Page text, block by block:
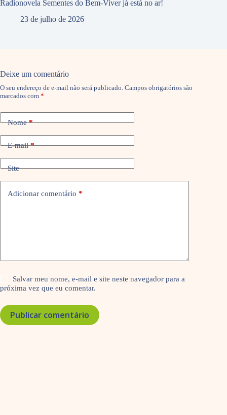
Radionovela Sementes do Bem-Viver já está no ar!
23 de julho de 2026
Deixe um comentário
O seu endereço de e-mail não será publicado. Campos obrigatórios são
marcados com *
Nome*
E-mail*
Site
Adicionar comentário *
Salvar meu nome, e-mail e site neste navegador para a
próxima vez que eu comentar.
Publicar comentário